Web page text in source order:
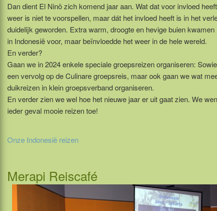
Dan dient El Ninõ zich komend jaar aan. Wat dat voor invloed
weer is niet te voorspellen, maar dát het invloed heeft is in het
duidelijk geworden. Extra warm, droogte en hevige buien kwamen
in Indonesië voor, maar beïnvloedde het weer in de hele wereld.
En verder?
Gaan we in 2024 enkele speciale groepsreizen organiseren:
een vervolg op de Culinare groepsreis, maar ook gaan we wat
duikreizen in klein groepsverband organiseren.
En verder zien we wel hoe het nieuwe jaar er uit gaat zien. We
ieder geval mooie reizen toe!
Onze Indonesië reizen
Merapi Reiscafé